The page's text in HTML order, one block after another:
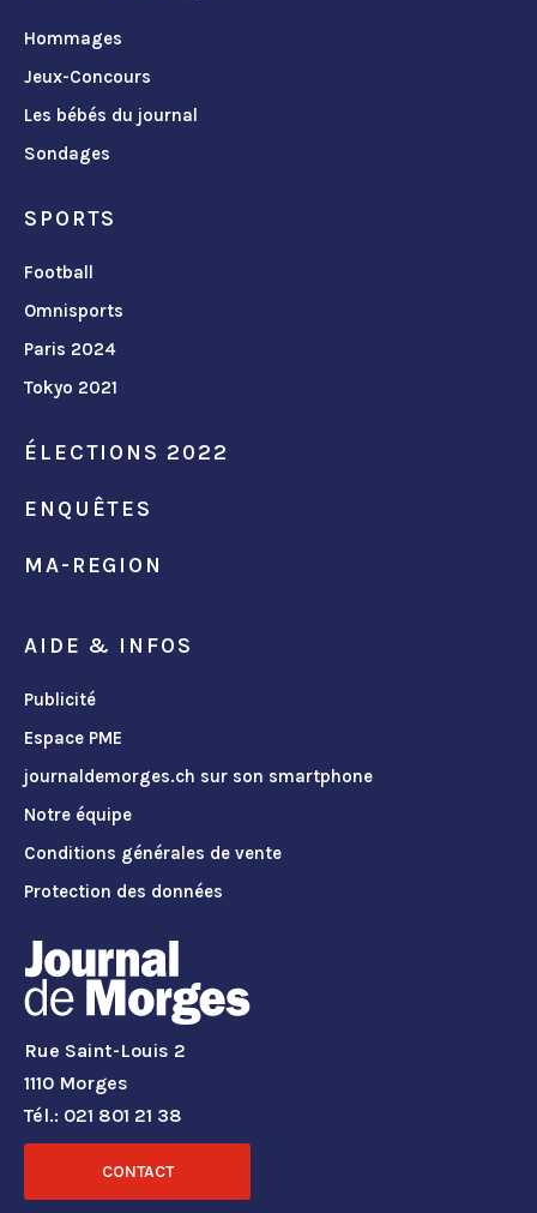
Hommages
Jeux-Concours
Les bébés du journal
Sondages
SPORTS
Football
Omnisports
Paris 2024
Tokyo 2021
ÉLECTIONS 2022
ENQUÊTES
MA-REGION
AIDE & INFOS
Publicité
Espace PME
journaldemorges.ch sur son smartphone
Notre équipe
Conditions générales de vente
Protection des données
Rue Saint-Louis 2
1110 Morges
Tél.: 021 801 21 38
CONTACT